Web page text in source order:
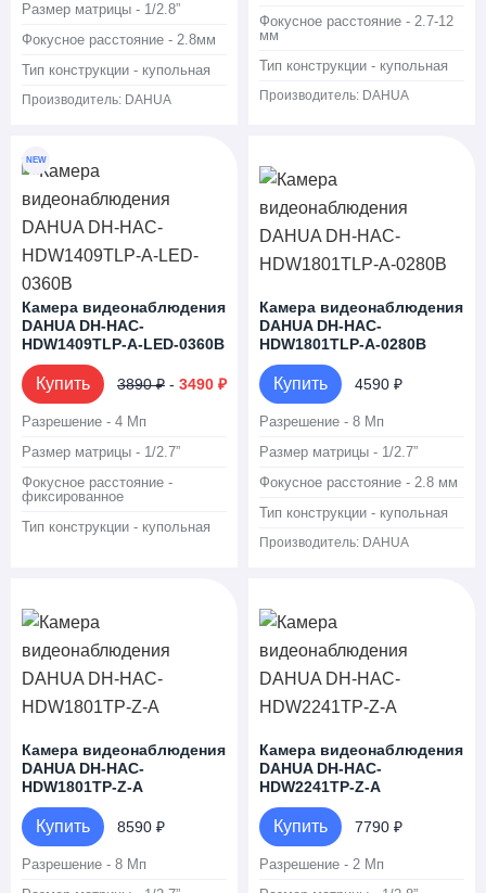
Размер матрицы - 1/2.8”
Фокусное расстояние - 2.8мм
Тип конструкции - купольная
Производитель: DAHUA
Фокусное расстояние - 2.7-12
мм
Тип конструкции - купольная
Производитель: DAHUA
NEW
Камера видеонаблюдения
DAHUA DH-HAC-
HDW1409TLP-A-LED-0360B
Купить 3890 ₽ - 3490 ₽
Разрешение - 4 Мп
Размер матрицы - 1/2.7”
Фокусное расстояние -
фиксированное
Тип конструкции - купольная
Камера видеонаблюдения
DAHUA DH-HAC-
HDW1801TLP-A-0280B
Купить 4590 ₽
Разрешение - 8 Мп
Размер матрицы - 1/2.7”
Фокусное расстояние - 2.8 мм
Тип конструкции - купольная
Производитель: DAHUA
Камера видеонаблюдения
DAHUA DH-HAC-
HDW1801TP-Z-A
Купить 8590 ₽
Разрешение - 8 Мп
Камера видеонаблюдения
DAHUA DH-HAC-
HDW2241TP-Z-A
Купить 7790 ₽
Разрешение - 2 Мп